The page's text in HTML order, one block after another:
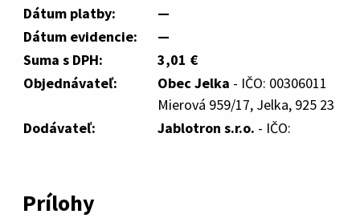
Dátum platby:
—
Dátum evidencie:
—
Suma s DPH:
3,01 €
Objednávateľ:
Obec Jelka - IČO: 00306011
Mierová 959/17, Jelka, 925 23
Dodávateľ:
Jablotron s.r.o. - IČO:
Prílohy